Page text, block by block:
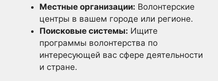
Местные организации: Волонтерские
центры в вашем городе или регионе.
Поисковые системы: Ищите
программы волонтерства по
интересующей вас сфере деятельности
и стране.